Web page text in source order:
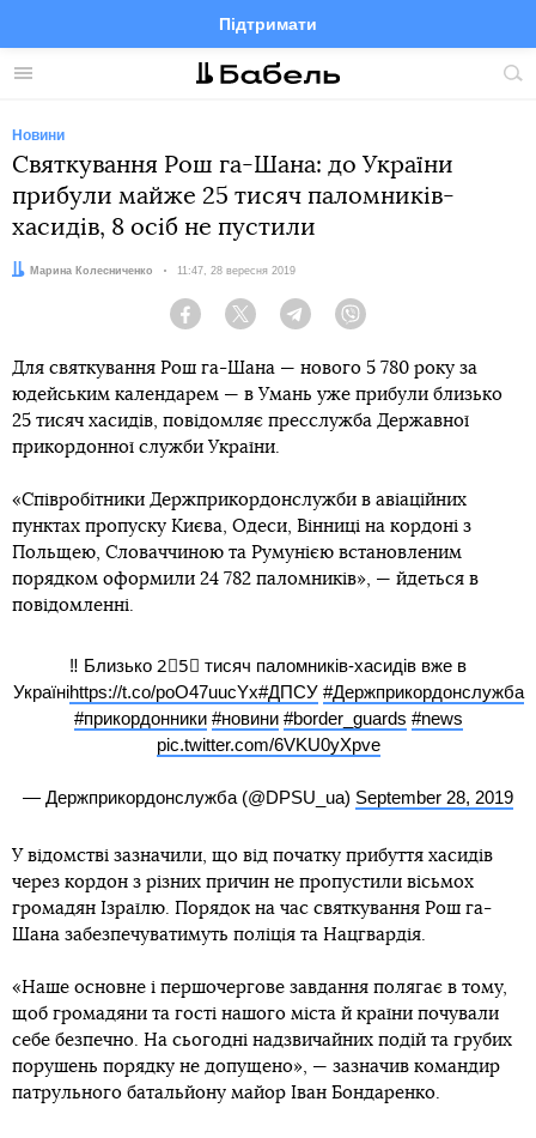
Меню
Підтримати
FacebookTelegramTwitter
Новини
Святкування Рош га-Шана: до України
прибули майже 25 тисяч паломників-
хасидів, 8 осіб не пустили
Автор:
Марина Колесниченко Дата:
11:47, 28 вересня 2019
Facebook Twitter Telegram
Для святкування Рош га-Шана — нового 5 780 року за
юдейським календарем — в Умань уже прибули близько
25 тисяч хасидів, повідомляє пресслужба Державної
прикордонної служби України.
«Співробітники Держприкордонслужби в авіаційних
пунктах пропуску Києва, Одеси, Вінниці на кордоні з
Польщею, Словаччиною та Румунією встановленим
порядком оформили 24 782 паломників», — йдеться в
повідомленні.
‼ Близько 2⃣5⃣ тисяч паломників-хасидів вже в
Україніhttps://t.co/poO47uucYx#ДПСУ #Держприкордонслужба
#прикордонники #новини #border_guards #news
pic.twitter.com/6VKU0yXpve
— Держприкордонслужба (@DPSU_ua) September 28, 2019
У відомстві зазначили, що від початку прибуття хасидів
через кордон з різних причин не пропустили вісьмох
громадян Ізраїлю. Порядок на час святкування Рош га-
Шана забезпечуватимуть поліція та Нацгвардія.
«Наше основне і першочергове завдання полягає в тому,
щоб громадяни та гості нашого міста й країни почували
себе безпечно. На сьогодні надзвичайних подій та грубих
порушень порядку не допущено», — зазначив командир
патрульного батальйону майор Іван Бондаренко.